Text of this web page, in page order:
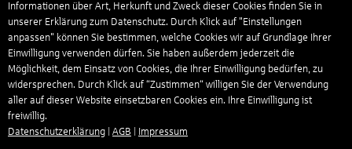
Informationen über Art, Herkunft und Zweck dieser Cookies finden Sie in
unserer Erklärung zum Datenschutz. Durch Klick auf "Einstellungen
anpassen" können Sie bestimmen, welche Cookies wir auf Grundlage Ihrer
Einwilligung verwenden dürfen. Sie haben außerdem jederzeit die
Möglichkeit, dem Einsatz von Cookies, die Ihrer Einwilligung bedürfen, zu
widersprechen. Durch Klick auf “Zustimmen“ willigen Sie der Verwendung
aller auf dieser Website einsetzbaren Cookies ein. Ihre Einwilligung ist
freiwillig.
Datenschutzerklärung
AGB Impressum